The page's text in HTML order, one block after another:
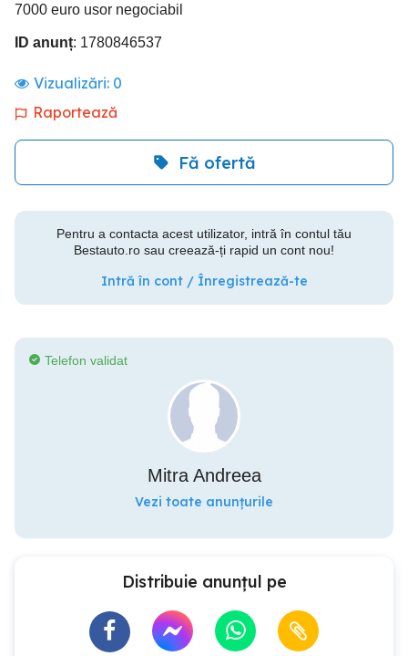
7000 euro usor negociabil
ID anunț: 1780846537
Vizualizări: 0
Raportează
Fă ofertă
Pentru a contacta acest utilizator, intră în contul tău
Bestauto.ro sau creează-ți rapid un cont nou!
Intră în cont / Înregistrează-te
Telefon validat
Mitra Andreea
Vezi toate anunțurile
Distribuie anunțul pe